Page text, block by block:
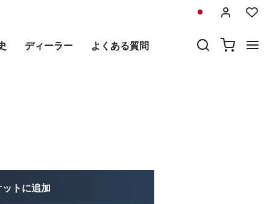
ディーラー よくある質問
ケース用保護ステッカー
トに追加